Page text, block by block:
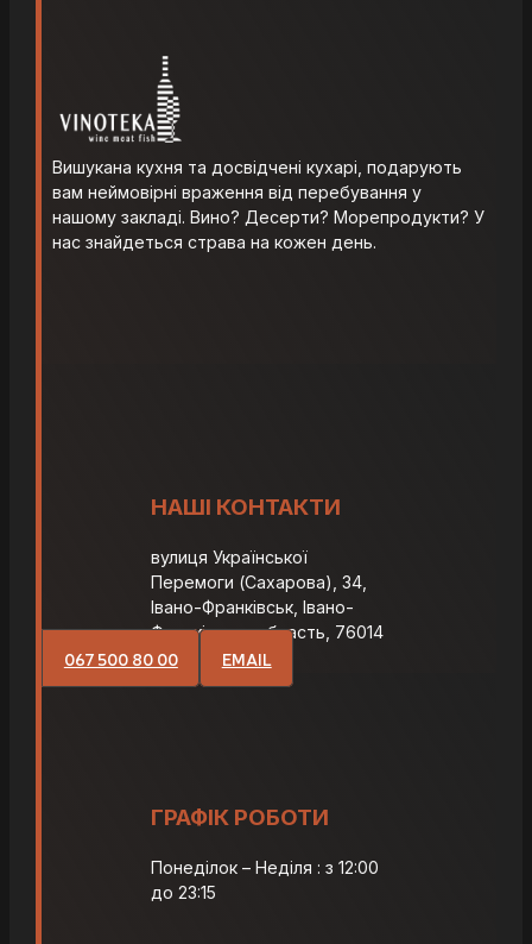
Вишукана кухня та досвідчені кухарі, подарують
вам неймовірні враження від перебування у
нашому закладі. Вино? Десерти? Морепродукти? У
нас знайдеться страва на кожен день.
НАШІ КОНТАКТИ
вулиця Української
Перемоги (Сахарова), 34,
Івано-Франківськ, Івано-
Франківська область, 76014
067 500 80 00 EMAIL
ГРАФІК РОБОТИ
Понеділок – Неділя : з 12:00
до 23:15